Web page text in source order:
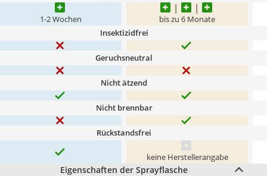
1-2 Wochen bis zu 6 Monate
Insektizidfrei
Geruchsneutral
Nicht ätzend
Nicht brennbar
Rückstandsfrei
keine Herstellerangabe
Eigenschaften der Sprayflasche